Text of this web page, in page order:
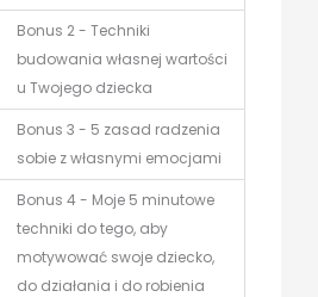
Bonus 2 - Techniki
budowania własnej wartości
u Twojego dziecka
Bonus 3 - 5 zasad radzenia
sobie z własnymi emocjami
Bonus 4 - Moje 5 minutowe
techniki do tego, aby
motywować swoje dziecko,
do działania i do robienia